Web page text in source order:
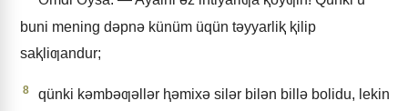
buni mening dǝpnǝ künüm üqün tǝyyarliⱪ ⱪilip
saⱪliƣandur;
8
qünki kǝmbǝƣǝllǝr ⱨǝmixǝ silǝr bilǝn billǝ bolidu, lekin